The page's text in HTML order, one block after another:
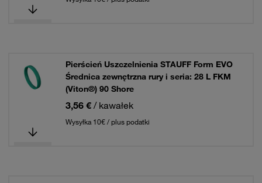
Pierścień Uszczelnienia STAUFF Form EVO
Średnica zewnętrzna rury i seria: 28 L FKM
(Viton®) 90 Shore
3,56 € / kawałek
Wysyłka 10€ / plus podatki